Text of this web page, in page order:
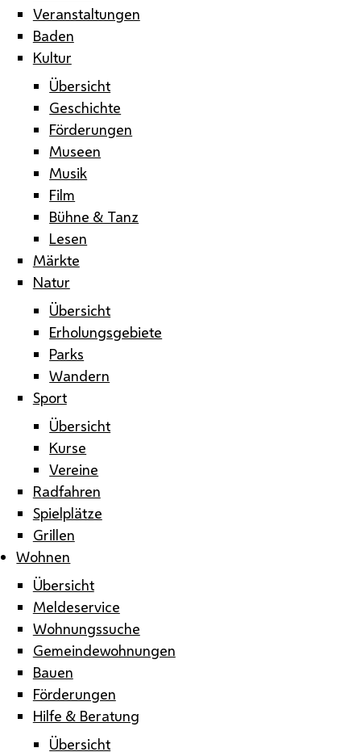
Veranstaltungen
Baden
Kultur
Übersicht
Geschichte
Förderungen
Museen
Musik
Film
Bühne & Tanz
Lesen
Märkte
Natur
Übersicht
Erholungsgebiete
Parks
Wandern
Sport
Übersicht
Kurse
Vereine
Radfahren
Spielplätze
Grillen
Wohnen
Übersicht
Meldeservice
Wohnungssuche
Gemeindewohnungen
Bauen
Förderungen
Hilfe & Beratung
Übersicht